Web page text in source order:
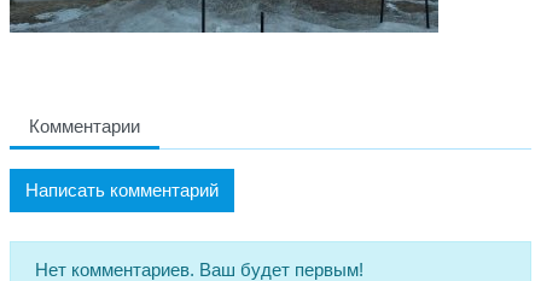
Комментарии
Написать комментарий
Нет комментариев. Ваш будет первым!